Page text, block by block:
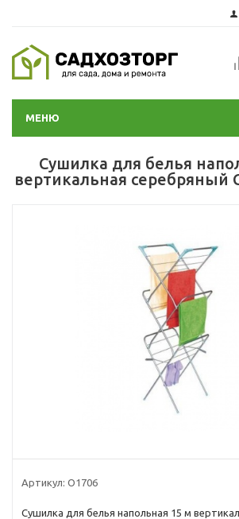
МЕНЮ
Сушилка для белья
вертикальная серебряный
Артикул: О1706
Сушилка для белья напольная 15 м